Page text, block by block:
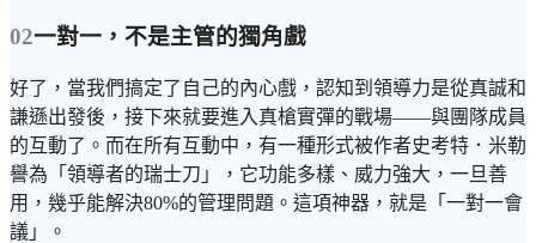
02一對一，不是主管的獨角戲
好了，當我們搞定了自己的內心戲，認知到領導力是從真誠和
謙遜出發後，接下來就要進入真槍實彈的戰場——與團隊成員
的互動了。而在所有互動中，有一種形式被作者史考特．米勒
譽為「領導者的瑞士刀」，它功能多樣、威力強大，一旦善
用，幾乎能解決80%的管理問題。這項神器，就是「一對一會
議」。